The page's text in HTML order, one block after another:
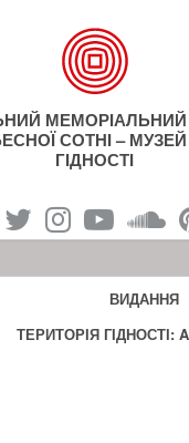
СОТНІ –
ГІДНОСТІ
ВИДАННЯ
ТЕРИТОРІЯ ГІДНОСТІ: